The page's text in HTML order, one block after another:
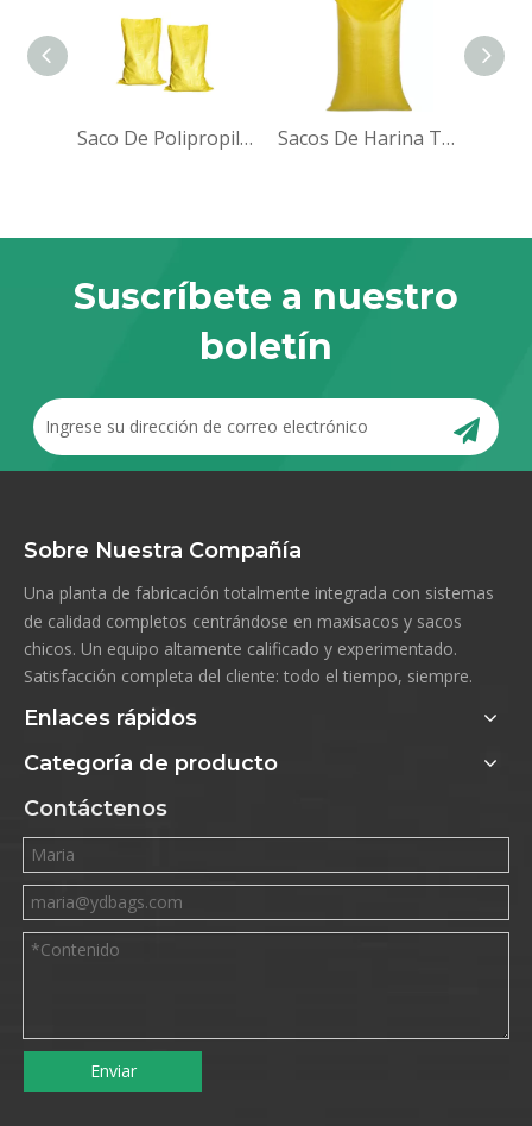
Saco De Polipropileno De 50 Lb, Grano De Maíz Vacío, Alimento Para Animales, Pollos, Aves De Corral, Sacos De Frijol De Rafia Tejida Pp, 20 Kg, 50 Kg, 100 Kg, A La Venta Sacos De Harina Tejidos De Polipropileno De 25 Kg
Suscríbete a nuestro
boletín
Sobre Nuestra Compañía
Una planta de fabricación totalmente integrada con sistemas
de calidad completos centrándose en maxisacos y sacos
chicos. Un equipo altamente calificado y experimentado.
Satisfacción completa del cliente: todo el tiempo, siempre.
Enlaces rápidos
Categoría de producto
Contáctenos
Enviar